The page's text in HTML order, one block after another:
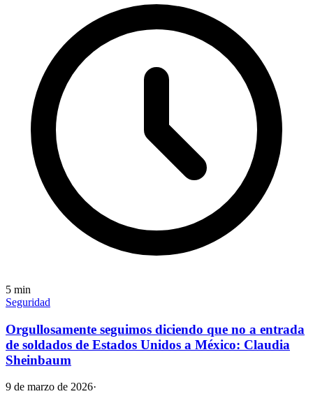
5 min
Seguridad
Orgullosamente seguimos diciendo que no a entrada
de soldados de Estados Unidos a México: Claudia
Sheinbaum
9 de marzo de 2026·